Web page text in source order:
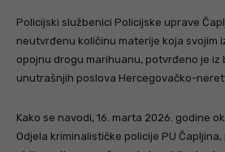
Policijski službenici Policijske uprave
neutvrđenu količinu materije koja svojim
opojnu drogu marihuanu, potvrđeno je iz
unutrašnjih poslova Hercegovačko-
Kako se navodi, 16. marta 2026. godine
Odjela kriminalističke policije PU